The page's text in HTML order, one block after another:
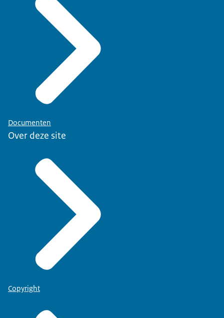
Documenten
Over deze site
Copyright